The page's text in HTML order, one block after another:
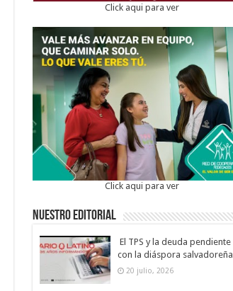
Click aqui para ver
Click aqui para ver
Nuestro Editorial
El TPS y la deuda pendiente
con la diáspora salvadoreña
20 julio, 2026